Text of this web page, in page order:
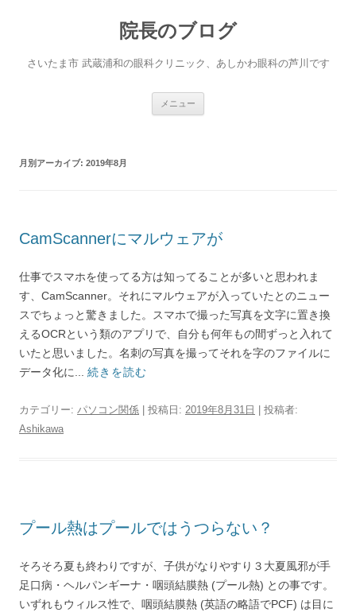
院長のブログ
さいたま市 武蔵浦和の眼科クリニック、あしかわ眼科の芦川です
メニュー
月別アーカイブ: 2019年8月
CamScannerにマルウェアが
仕事でスマホを使ってる方は知ってることが多いと思われま
す、CamScanner。それにマルウェアが入っていたとのニュー
スでちょっと驚きました。スマホで撮った写真を文字に置き換
えるOCRという類のアプリで、自分も何年もの間ずっと入れて
いたと思いました。名刺の写真を撮ってそれを字のファイルに
データ化に... 続きを読む
カテゴリー: パソコン関係 | 投稿日: 2019年8月31日
投稿者:
Ashikawa
プール熱はプールではうつらない？
そろそろ夏も終わりですが、子供がなりやすり３大夏風邪が手
足口病・ヘルパンギーナ・咽頭結膜熱 (プール熱) との事です。
いずれもウィルス性で、咽頭結膜熱 (英語の略語でPCF) は目に